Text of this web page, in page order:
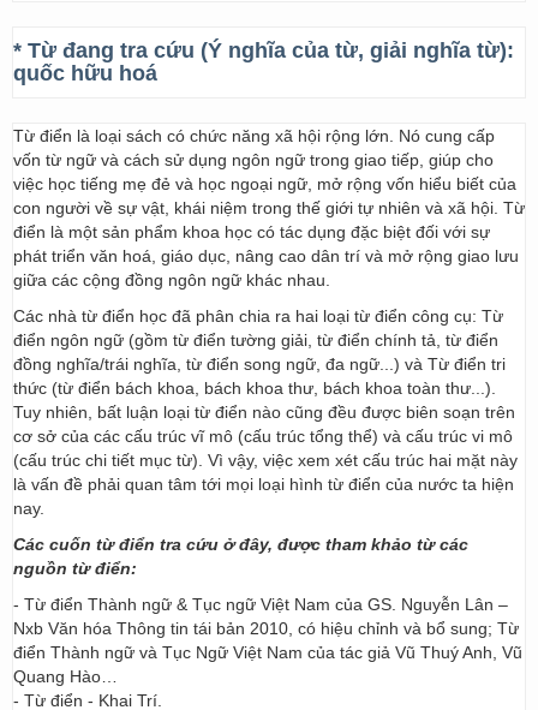
* Từ đang tra cứu (Ý nghĩa của từ, giải nghĩa từ):
quốc hữu hoá
Từ điển là loại sách có chức năng xã hội rộng lớn. Nó cung cấp
vốn từ ngữ và cách sử dụng ngôn ngữ trong giao tiếp, giúp cho
việc học tiếng mẹ đẻ và học ngoại ngữ, mở rộng vốn hiểu biết của
con người về sự vật, khái niệm trong thế giới tự nhiên và xã hội. Từ
điển là một sản phẩm khoa học có tác dụng đặc biệt đối với sự
phát triển văn hoá, giáo dục, nâng cao dân trí và mở rộng giao lưu
giữa các cộng đồng ngôn ngữ khác nhau.
Các nhà từ điển học đã phân chia ra hai loại từ điển công cụ: Từ
điển ngôn ngữ (gồm từ điển tường giải, từ điển chính tả, từ điển
đồng nghĩa/trái nghĩa, từ điển song ngữ, đa ngữ...) và Từ điển tri
thức (từ điển bách khoa, bách khoa thư, bách khoa toàn thư...).
Tuy nhiên, bất luận loại từ điển nào cũng đều được biên soạn trên
cơ sở của các cấu trúc vĩ mô (cấu trúc tổng thể) và cấu trúc vi mô
(cấu trúc chi tiết mục từ). Vì vậy, việc xem xét cấu trúc hai mặt này
là vấn đề phải quan tâm tới mọi loại hình từ điển của nước ta hiện
nay.
Các cuốn từ điển tra cứu ở đây, được tham khảo từ các
nguồn từ điển:
- Từ điển Thành ngữ & Tục ngữ Việt Nam của GS. Nguyễn Lân –
Nxb Văn hóa Thông tin tái bản 2010, có hiệu chỉnh và bổ sung; Từ
điển Thành ngữ và Tục Ngữ Việt Nam của tác giả Vũ Thuý Anh, Vũ
Quang Hào…
- Từ điển - Khai Trí.